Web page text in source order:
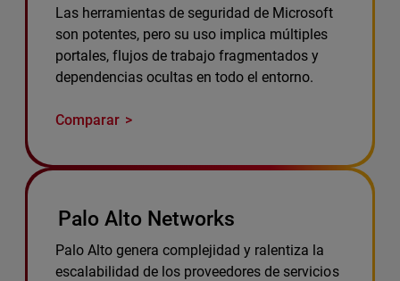
Las herramientas de seguridad de Microsoft
son potentes, pero su uso implica múltiples
portales, flujos de trabajo fragmentados y
dependencias ocultas en todo el entorno.
Comparar
Palo Alto Networks
Palo Alto genera complejidad y ralentiza la
escalabilidad de los proveedores de servicios